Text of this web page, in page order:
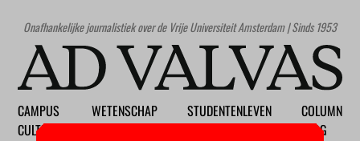
Onafhankelijke journalistiek over de Vrije Universiteit Amsterdam | Sinds 1953
CAMPUS
CULTUUR
WETENSCHAP
STUDENTENLEVEN
COLUMN
BLOG